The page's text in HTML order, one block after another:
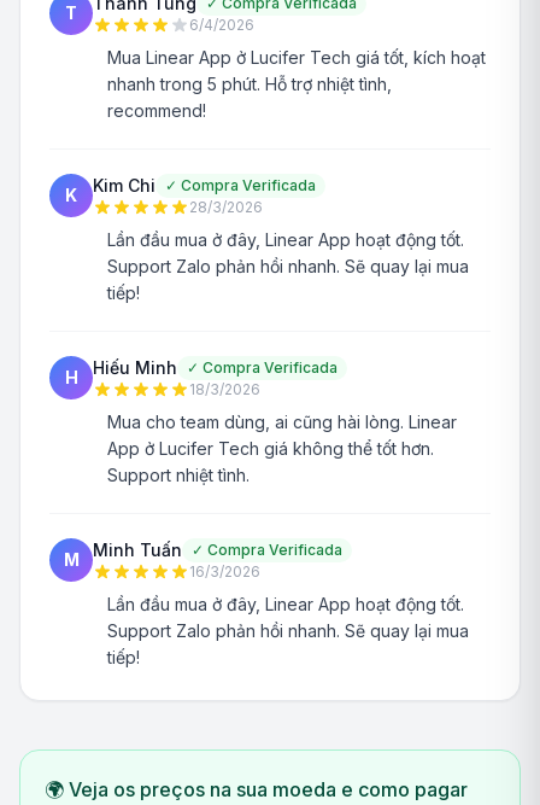
T
6/4/2026
Mua Linear App ở Lucifer Tech giá tốt, kích hoạt
nhanh trong 5 phút. Hỗ trợ nhiệt tình,
recommend!
K Kim Chi ✓ Compra Verificada
28/3/2026
Lần đầu mua ở đây, Linear App hoạt động tốt.
Support Zalo phản hồi nhanh. Sẽ quay lại mua
tiếp!
H Hiếu Minh ✓ Compra Verificada
18/3/2026
Mua cho team dùng, ai cũng hài lòng. Linear
App ở Lucifer Tech giá không thể tốt hơn.
Support nhiệt tình.
M Minh Tuấn ✓ Compra Verificada
16/3/2026
Lần đầu mua ở đây, Linear App hoạt động tốt.
Support Zalo phản hồi nhanh. Sẽ quay lại mua
tiếp!
🌍 Veja os preços na sua moeda e como pagar